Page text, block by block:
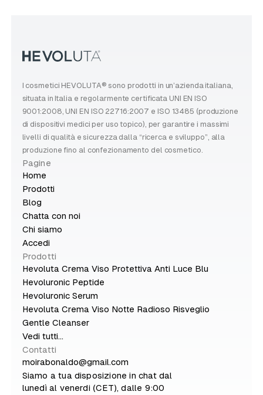
I cosmetici HEVOLUTA® sono prodotti in un’azienda italiana,
situata in Italia e regolarmente certificata UNI EN ISO
9001:2008, UNI EN ISO 22716:2007 e ISO 13485 (produzione
di dispositivi medici per uso topico), per garantire i massimi
livelli di qualità e sicurezza dalla “ricerca e sviluppo”, alla
produzione fino al confezionamento del cosmetico.
Pagine
Home
Prodotti
Blog
Chatta con noi
Chi siamo
Accedi
Prodotti
Hevoluta Crema Viso Protettiva Anti Luce Blu
Hevoluronic Peptide
Hevoluronic Serum
Hevoluta Crema Viso Notte Radioso Risveglio
Gentle Cleanser
Vedi tutti...
Contatti
moirabonaldo@gmail.com
Siamo a tua disposizione in chat dal
lunedì al venerdi (CET), dalle 9:00